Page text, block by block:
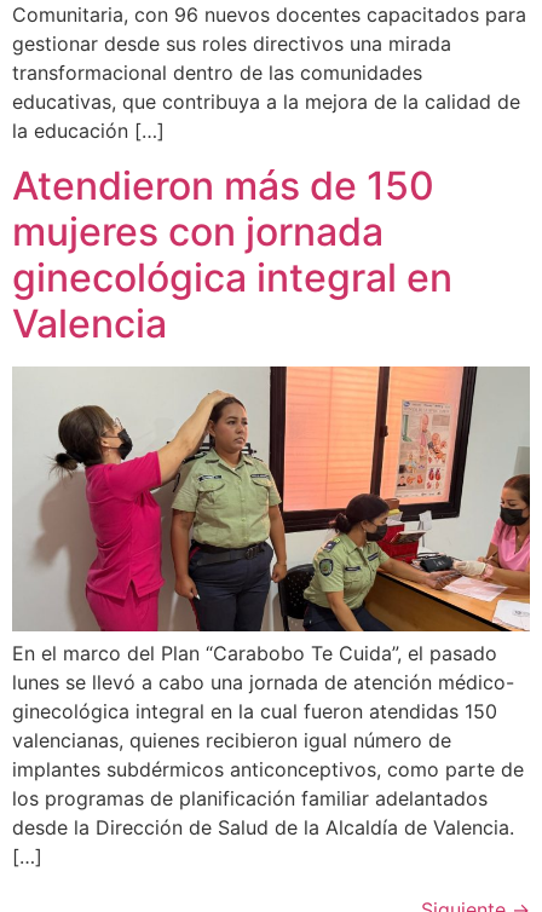
Comunitaria, con 96 nuevos docentes capacitados para
gestionar desde sus roles directivos una mirada
transformacional dentro de las comunidades
educativas, que contribuya a la mejora de la calidad de
la educación […]
Atendieron más de 150
mujeres con jornada
ginecológica integral en
Valencia
En el marco del Plan “Carabobo Te Cuida”, el pasado
lunes se llevó a cabo una jornada de atención médico-
ginecológica integral en la cual fueron atendidas 150
valencianas, quienes recibieron igual número de
implantes subdérmicos anticonceptivos, como parte de
los programas de planificación familiar adelantados
desde la Dirección de Salud de la Alcaldía de Valencia.
[…]